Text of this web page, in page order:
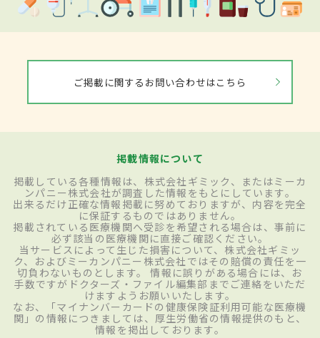
ご掲載に関するお問い合わせはこちら
掲載情報について
掲載している各種情報は、株式会社ギミック、またはミーカ
ンパニー株式会社が調査した情報をもとにしています。
出来るだけ正確な情報掲載に努めておりますが、内容を完全
に保証するものではありません。
掲載されている医療機関へ受診を希望される場合は、事前に
必ず該当の医療機関に直接ご確認ください。
当サービスによって生じた損害について、株式会社ギミッ
ク、およびミーカンパニー株式会社ではその賠償の責任を一
切負わないものとします。 情報に誤りがある場合には、お
手数ですがドクターズ・ファイル編集部までご連絡をいただ
けますようお願いいたします。
なお、「マイナンバーカードの健康保険証利用可能な医療機
関」の情報につきましては、厚生労働省の情報提供のもと、
情報を掲出しております。